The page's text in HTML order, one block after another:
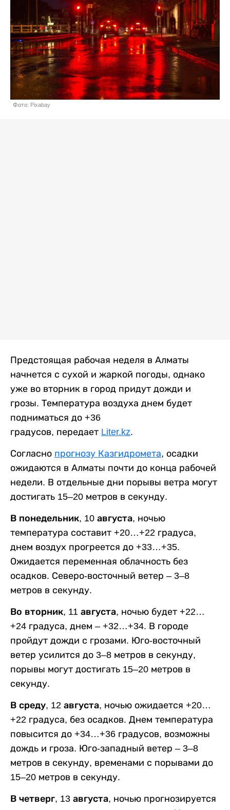
Фото: Pixabay
Предстоящая рабочая неделя в Алматы
начнется с сухой и жаркой погоды, однако
уже во вторник в город придут дожди и
грозы. Температура воздуха днем будет
подниматься до +36
градусов, передает Liter.kz.
Согласно прогнозу Казгидромета, осадки
ожидаются в Алматы почти до конца рабочей
недели. В отдельные дни порывы ветра могут
достигать 15–20 метров в секунду.
В понедельник, 10 августа, ночью
температура составит +20…+22 градуса,
днем воздух прогреется до +33…+35.
Ожидается переменная облачность без
осадков. Северо-восточный ветер – 3–8
метров в секунду.
Во вторник, 11 августа, ночью будет +22…
+24 градуса, днем – +32…+34. В городе
пройдут дожди с грозами. Юго-восточный
ветер усилится до 3–8 метров в секунду,
порывы могут достигать 15–20 метров в
секунду.
В среду, 12 августа, ночью ожидается +20…
+22 градуса, без осадков. Днем температура
повысится до +34…+36 градусов, возможны
дождь и гроза. Юго-западный ветер – 3–8
метров в секунду, временами с порывами до
15–20 метров в секунду.
В четверг, 13 августа, ночью прогнозируется